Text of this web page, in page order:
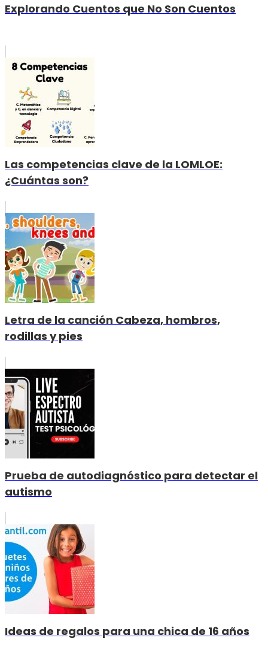
Explorando Cuentos que No Son Cuentos
Las competencias clave de la LOMLOE:
¿Cuántas son?
Letra de la canción Cabeza, hombros,
rodillas y pies
Prueba de autodiagnóstico para detectar el
autismo
Ideas de regalos para una chica de 16 años